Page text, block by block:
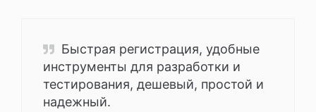
Быстрая регистрация, удобные
инструменты для разработки и
тестирования, дешевый, простой и
надежный.